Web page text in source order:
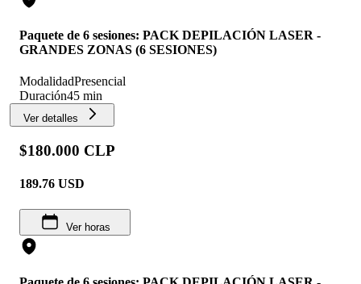
Paquete de 6 sesiones: PACK DEPILACIÓN LASER -
GRANDES ZONAS (6 SESIONES)
ModalidadPresencial
Duración45 min
Ver detalles
$180.000 CLP
189.76 USD
Ver horas